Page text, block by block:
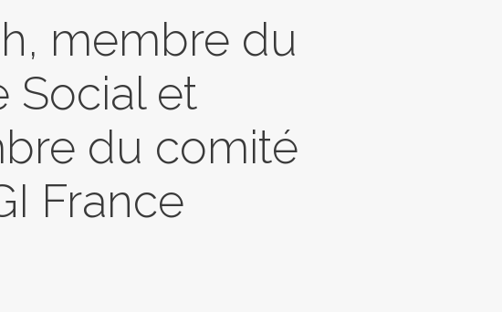
membre du
Social et
du comité
France